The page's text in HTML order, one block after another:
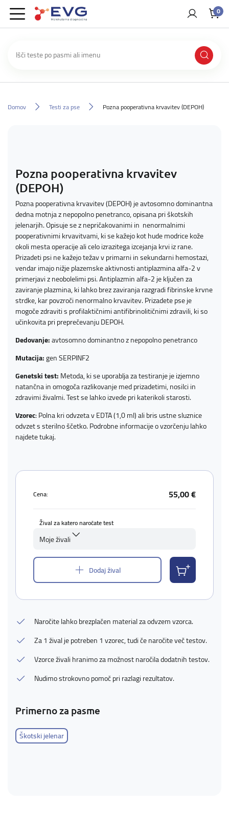
0
Domov Testi za pse Pozna pooperativna krvavitev (DEPOH)
Pozna pooperativna krvavitev
(DEPOH)
Pozna pooperativna krvavitev (DEPOH) je avtosomno dominantna
dedna motnja z nepopolno penetranco, opisana pri škotskih
jelenarjih. Opisuje se z nepričakovanimi in nenormalnimi
pooperativnimi krvavitvami, ki se kažejo kot hude modrice kože
okoli mesta operacije ali celo izrazitega izcejanja krvi iz rane.
Prizadeti psi ne kažejo težav v primarni in sekundarni hemostazi,
vendar imajo nižje plazemske aktivnosti antiplazmina alfa-2 v
primerjavi z neobolelimi psi. Antiplazmin alfa-2 je ključen za
zaviranje plazmina, ki lahko brez zaviranja razgradi fibrinske krvne
strdke, kar povzroči nenormalno krvavitev. Prizadete pse je
mogoče zdraviti s profilaktičnimi antifibrinolitičnimi zdravili, ki so
učinkovita pri preprečevanju DEPOH.
Dedovanje:avtosomno dominantno z nepopolno penetranco
Mutacija:gen SERPINF2
Genetski test:Metoda, ki se uporablja za testiranje je izjemno
natančna in omogoča razlikovanje med prizadetimi, nosilci in
zdravimi živalmi. Test se lahko izvede pri katerikoli starosti.
Vzorec: Polna kri odvzeta v EDTA (1,0 ml) ali bris ustne sluznice
odvzet s sterilno ščetko. Podrobne informacije o vzorčenju lahko
najdetetukaj.
Cena: 55,00 €
Žival za katero naročate test
Moje živali
Dodaj žival
Naročite lahko brezplačen material za odvzem vzorca.
Za 1 žival je potreben 1 vzorec, tudi če naročite več testov.
Vzorce živali hranimo za možnost naročila dodatnih testov.
Nudimo strokovno pomoč pri razlagi rezultatov.
Primerno za pasme
Škotski jelenar